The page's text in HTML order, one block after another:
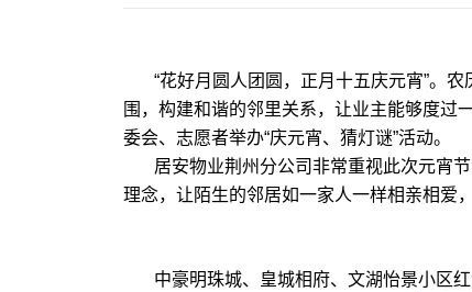
“花好月圆人团圆，正月十五庆元宵”。
围，构建和谐的邻里关系，让业主能够度过
委会、志愿者举办“庆元宵、猜灯谜”活动。
居安物业荆州分公司非常重视此次元宵
理念，让陌生的邻居如一家人一样相亲相爱
中豪明珠城、皇城相府、文湖怡景小区